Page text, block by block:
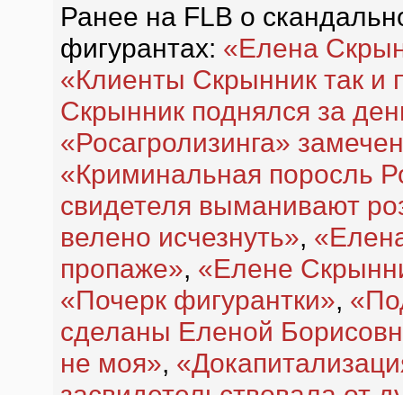
Ранее на FLB о
фигурантах: «Елена
«Клиенты Скрынник так и
Скрынник поднялся за
«Росагролизинга»
«Криминальная поросль
свидетеля выманивают
велено исчезнуть»,
пропаже», «Елене
«Почерк фигурантки»,
сделаны Еленой
не моя»,